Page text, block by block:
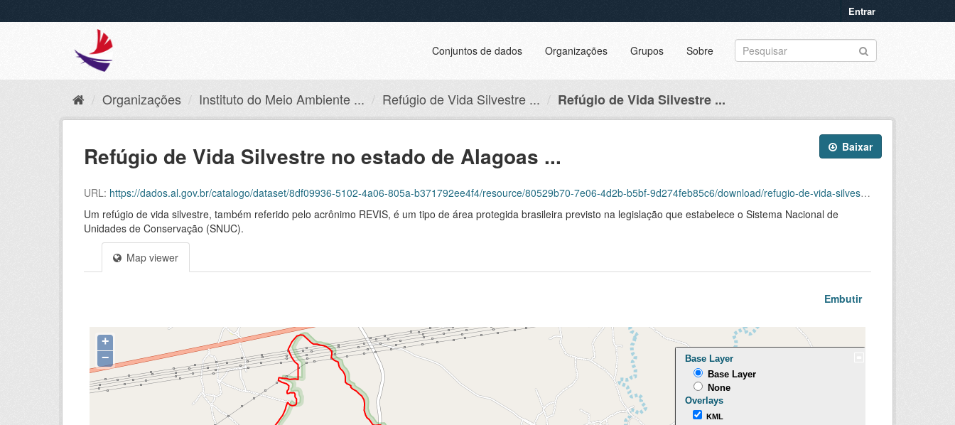
Entrar
Conjuntos de dados Organizações Grupos Sobre
Organizações Instituto do Meio Ambiente ... Refúgio de Vida Silvestre ... Refúgio de Vida Silvestre ...
Baixar
Refúgio de Vida Silvestre no estado de Alagoas ...
URL: https://dados.al.gov.br/catalogo/dataset/8df09936-5102-4a06-805a-b371792ee4f4/resource/80529b70-7e06-4d2b-b5bf-9d274feb85c6/download/refugio-de-vida-silvestre-rvs.kml
Um refúgio de vida silvestre, também referido pelo acrônimo REVIS, é um tipo de área protegida brasileira previsto na legislação que estabelece o Sistema Nacional de
Unidades de Conservação (SNUC).
Map viewer
Embutir